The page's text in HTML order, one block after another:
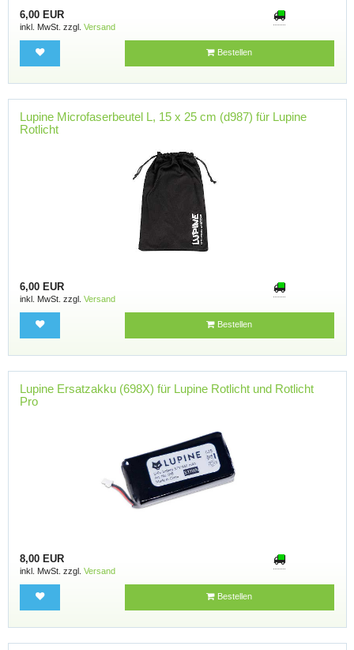
6,00 EUR
inkl. MwSt. zzgl. Versand
Bestellen
Lupine Microfaserbeutel L, 15 x 25 cm (d987) für Lupine
Rotlicht
6,00 EUR
inkl. MwSt. zzgl. Versand
Bestellen
Lupine Ersatzakku (698X) für Lupine Rotlicht und Rotlicht
Pro
8,00 EUR
inkl. MwSt. zzgl. Versand
Bestellen